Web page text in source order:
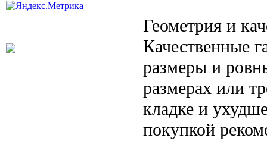
Геометрия и
Качественные
размеры и
размерах или
кладке и
покупкой